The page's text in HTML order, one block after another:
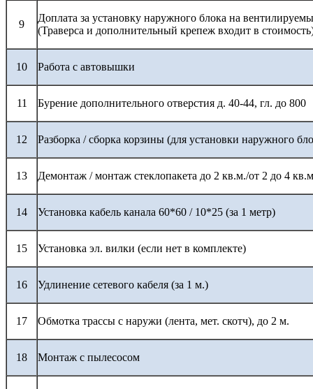
9
Доплата за установку наружного блока на
(Траверса и дополнительный крепеж входит в
10 Работа с автовышки
11 Бурение дополнительного отверстия д. 40-44, гл. до 800
12 Разборка / сборка корзины (для установки наружного
13 Демонтаж / монтаж стеклопакета до 2 кв.м./от 2 до 4
14 Установка кабель канала 60*60 / 10*25 (за 1 метр)
15 Установка эл. вилки (если нет в комплекте)
16 Удлинение сетевого кабеля (за 1 м.)
17 Обмотка трассы с наружи (лента, мет. скотч), до 2 м.
18 Монтаж с пылесосом